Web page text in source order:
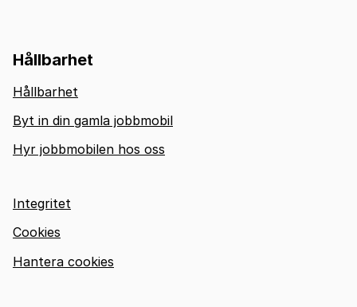
Hållbarhet
Hållbarhet
Byt in din gamla jobbmobil
Hyr jobbmobilen hos oss
Integritet
Cookies
Hantera cookies